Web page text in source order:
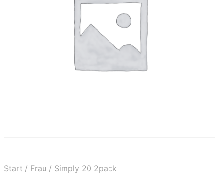
Start / Frau / Simply 20 2pack